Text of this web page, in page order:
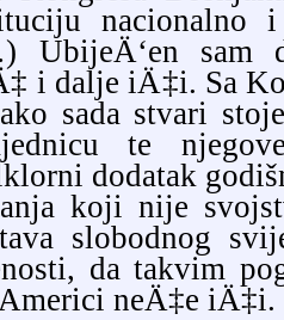
UbijeÄ‘en
i dalje iÄ‡i. Sa
sada stvari
te
dodatak
koji nije
slobodnog
da takvim
neÄ‡e iÄ‡i.